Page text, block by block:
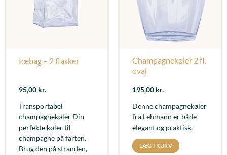
Icebag – 2 flasker
95,00 kr.
Transportabel
champagnekøler Din
perfekte køler til
champagne på farten.
Brug den på stranden,
Champagnekøler 2 fl.
oval
195,00 kr.
Denne champagnekøler
fra Lehmann er både
elegant og praktisk.
LÆG I KURV